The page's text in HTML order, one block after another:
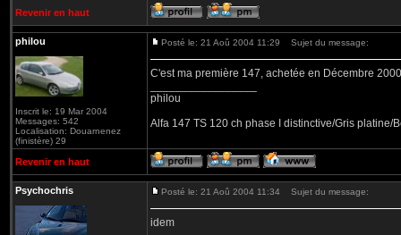
Revenir en haut
philou
Inscrit le: 19 Mar 2004
Messages: 542
Localisation: Douarnenez
(finistère) 29
Posté le: 21 Aoû 2004 11:29 Sujet du message:
C'est ma première 147, achetée en Décembre
philou
Alfa 147 TS 120 ch phase I distinctive/Gris platine/
Revenir en haut
Psychochris Posté le: 21 Aoû 2004 11:34 Sujet du message:
idem